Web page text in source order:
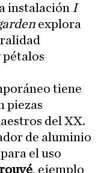
instalación I
explora
pétalos
tiene
piezas
del XX.
de aluminio
para el uso
, ejemplo